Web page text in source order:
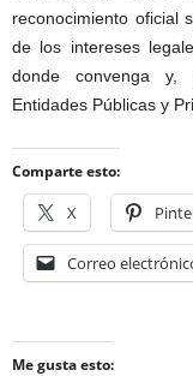
reconocimiento oficial
de los intereses
donde convenga y,
Entidades Públicas y
Comparte esto:
X
Correo
Me gusta esto: